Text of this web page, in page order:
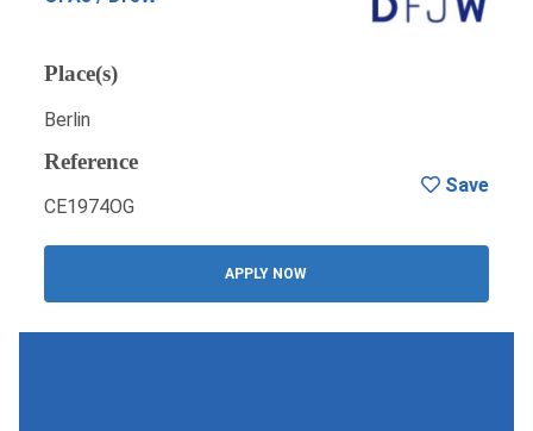
Place(s)
Berlin
Reference
CE1974OG
APPLY NOW
Save